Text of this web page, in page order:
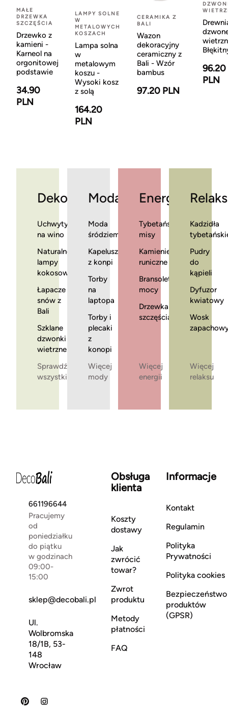
MAŁE
DRZEWKA
SZCZĘŚCIA
Drzewko z
kamieni -
Karneol na
orgonitowej
podstawie
34.90
PLN
LAMPY SOLNE
W
METALOWYCH
KOSZACH
Lampa solna
w
metalowym
koszu -
Wysoki kosz
z solą
164.20
PLN
CERAMIKA Z
BALI
Wazon
dekoracyjny
ceramiczny z
Bali - Wzór
bambus
97.20 PLN
96.20
PLN
Dekoracje
Uchwyty
na wino
Naturalne
lampy
kokosowe
Łapacze
snów z
Bali
Szklane
dzwonki
wietrzne
Sprawdź
wszystkie
Moda
Moda
śródziemnomorska
Kapelusze
z konpi
Torby
na
laptopa
Torby i
plecaki
z
konopi
Więcej
mody
Energia
Tybetańskie
misy
Kamienie
runiczne
Bransoletki
mocy
Drzewka
szczęścia
Więcej
energii
Relaks
Kadzidła
Pudry
do
kąpieli
Dyfuzor
kwiatowy
Wosk
Więcej
relaksu
661196644
Pracujemy
od
poniedziałku
do piątku
w godzinach
09:00-
15:00
sklep@decobali.pl
Ul.
Wolbromska
18/1B, 53-
148
Wrocław
Obsługa
klienta
Koszty
dostawy
Jak
zwrócić
towar?
Zwrot
produktu
Metody
płatności
FAQ
Informacje
Kontakt
Regulamin
Polityka
Prywatności
Polityka cookies
Bezpieczeństwo
produktów
(GPSR)